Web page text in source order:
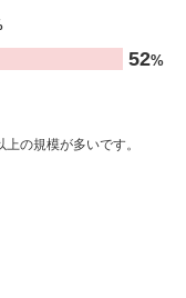
52%
の規模が多いです。